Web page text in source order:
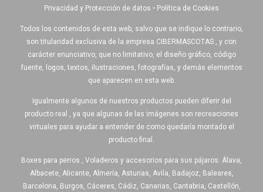
Privacidad y Protección de datos • Política de Cookies
Todos los contenidos de esta web, salvo que se indique lo contrario,
son titularidad exclusiva de la empresa CIBERMASCOTAS , y con
carácter enunciativo, que no limitativo, el diseño gráfico, código
fuente, logos, textos, ilustraciones, fotografías, y demás elementos
que aparecen en esta web.
Igualmente algunos de nuestros productos pueden diferir del
producto real , ya que algunas de las imágenes son recreaciones
virtuales para ayudar a entender de como quedaría montado el
producto final.
Boxes para perros , Voladeros y accesorios para sus pájaros: Álava,
Albacete, Alicante, Almería, Asturias, Avila, Badajoz, Baleares,
Barcelona, Burgos, Cáceres, Cádiz, Canarias, Cantabria, Castellón,